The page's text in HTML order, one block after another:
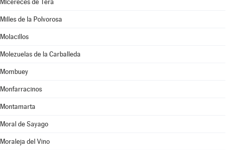
Micereces de Tera
Milles de la Polvorosa
Molacillos
Molezuelas de la Carballeda
Mombuey
Monfarracinos
Montamarta
Moral de Sayago
Moraleja del Vino